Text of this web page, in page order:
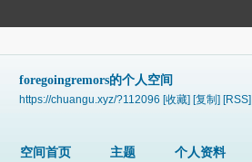
foregoingremors的个人空间
https://chuangu.xyz/?112096 [收藏] [复制] [RSS]
空间首页 主题 个人资料